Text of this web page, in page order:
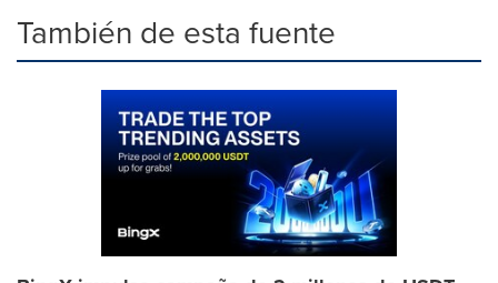
También de esta fuente